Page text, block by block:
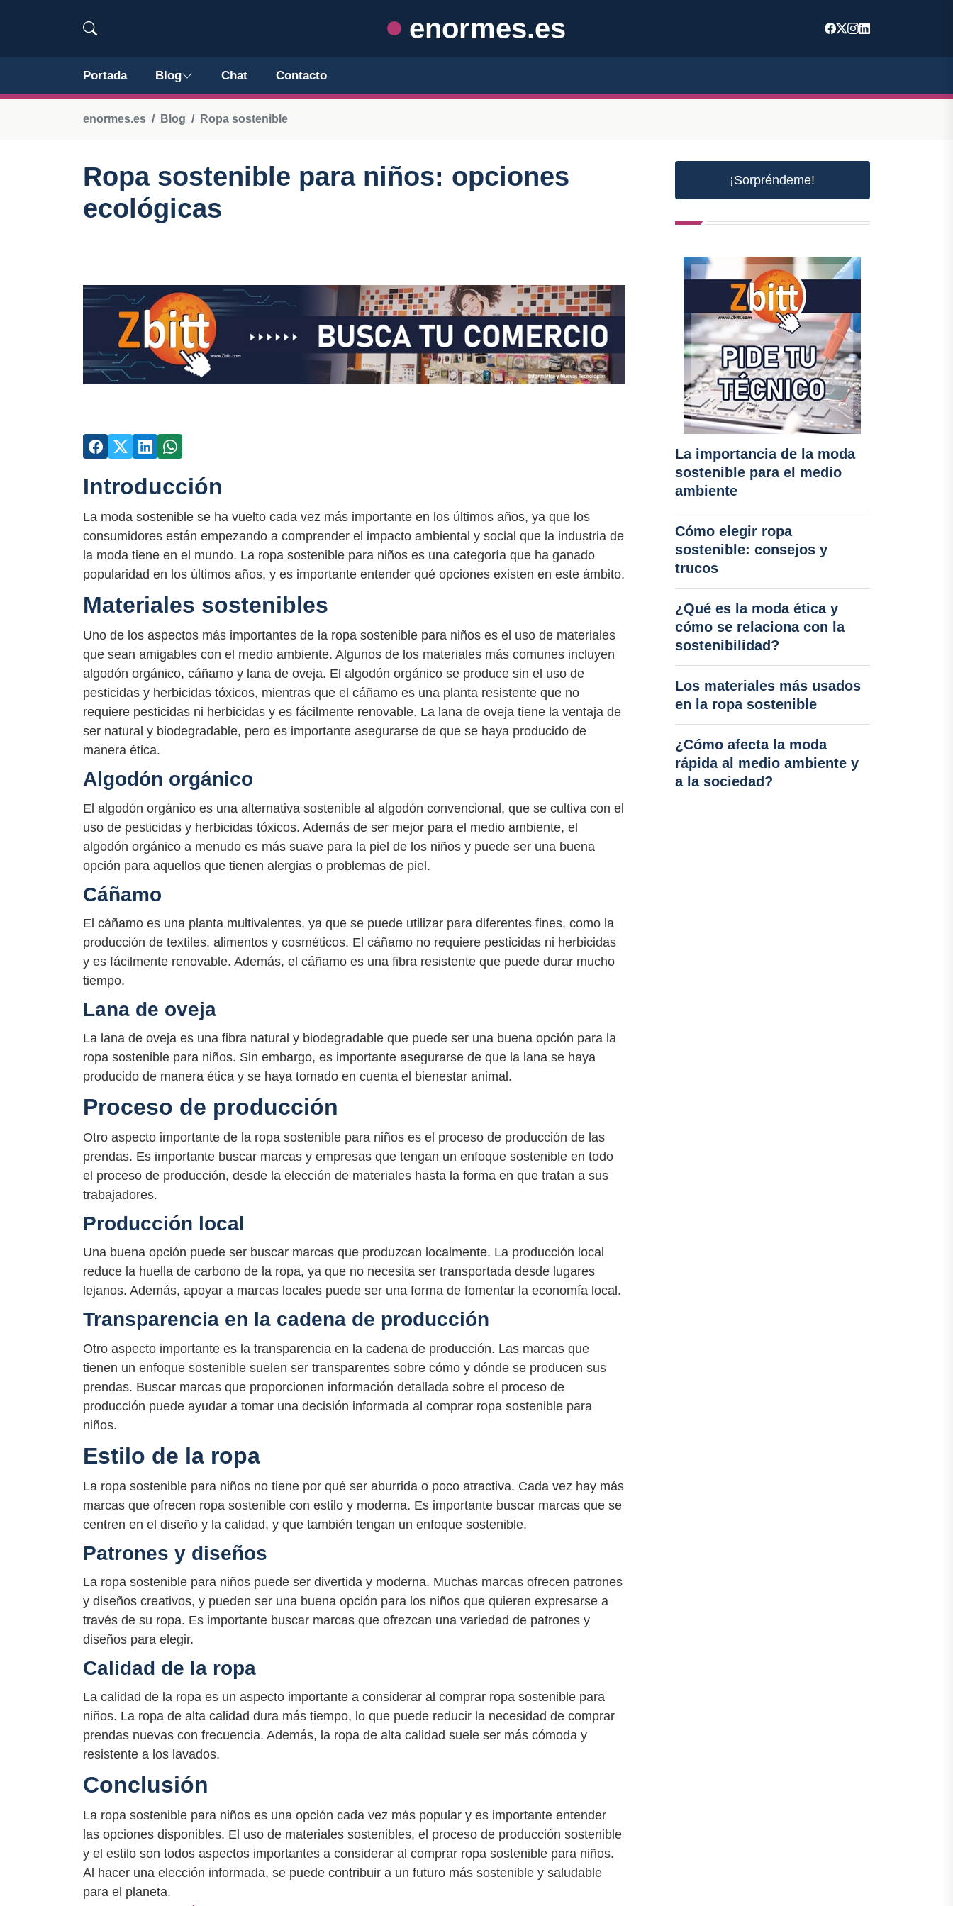
enormes.es
Portada Blog Chat Contacto
enormes.es Blog Ropa sostenible
Ropa sostenible para niños: opciones
ecológicas
Introducción
La moda sostenible se ha vuelto cada vez más importante en los últimos años, ya que los
consumidores están empezando a comprender el impacto ambiental y social que la industria de
la moda tiene en el mundo. La ropa sostenible para niños es una categoría que ha ganado
popularidad en los últimos años, y es importante entender qué opciones existen en este ámbito.
Materiales sostenibles
Uno de los aspectos más importantes de la ropa sostenible para niños es el uso de materiales
que sean amigables con el medio ambiente. Algunos de los materiales más comunes incluyen
algodón orgánico, cáñamo y lana de oveja. El algodón orgánico se produce sin el uso de
pesticidas y herbicidas tóxicos, mientras que el cáñamo es una planta resistente que no
requiere pesticidas ni herbicidas y es fácilmente renovable. La lana de oveja tiene la ventaja de
ser natural y biodegradable, pero es importante asegurarse de que se haya producido de
manera ética.
Algodón orgánico
El algodón orgánico es una alternativa sostenible al algodón convencional, que se cultiva con el
uso de pesticidas y herbicidas tóxicos. Además de ser mejor para el medio ambiente, el
algodón orgánico a menudo es más suave para la piel de los niños y puede ser una buena
opción para aquellos que tienen alergias o problemas de piel.
Cáñamo
El cáñamo es una planta multivalentes, ya que se puede utilizar para diferentes fines, como la
producción de textiles, alimentos y cosméticos. El cáñamo no requiere pesticidas ni herbicidas
y es fácilmente renovable. Además, el cáñamo es una fibra resistente que puede durar mucho
tiempo.
Lana de oveja
La lana de oveja es una fibra natural y biodegradable que puede ser una buena opción para la
ropa sostenible para niños. Sin embargo, es importante asegurarse de que la lana se haya
producido de manera ética y se haya tomado en cuenta el bienestar animal.
Proceso de producción
Otro aspecto importante de la ropa sostenible para niños es el proceso de producción de las
prendas. Es importante buscar marcas y empresas que tengan un enfoque sostenible en todo
el proceso de producción, desde la elección de materiales hasta la forma en que tratan a sus
trabajadores.
Producción local
Una buena opción puede ser buscar marcas que produzcan localmente. La producción local
reduce la huella de carbono de la ropa, ya que no necesita ser transportada desde lugares
lejanos. Además, apoyar a marcas locales puede ser una forma de fomentar la economía local.
Transparencia en la cadena de producción
Otro aspecto importante es la transparencia en la cadena de producción. Las marcas que
tienen un enfoque sostenible suelen ser transparentes sobre cómo y dónde se producen sus
prendas. Buscar marcas que proporcionen información detallada sobre el proceso de
producción puede ayudar a tomar una decisión informada al comprar ropa sostenible para
niños.
Estilo de la ropa
La ropa sostenible para niños no tiene por qué ser aburrida o poco atractiva. Cada vez hay más
marcas que ofrecen ropa sostenible con estilo y moderna. Es importante buscar marcas que se
centren en el diseño y la calidad, y que también tengan un enfoque sostenible.
Patrones y diseños
La ropa sostenible para niños puede ser divertida y moderna. Muchas marcas ofrecen patrones
y diseños creativos, y pueden ser una buena opción para los niños que quieren expresarse a
través de su ropa. Es importante buscar marcas que ofrezcan una variedad de patrones y
diseños para elegir.
Calidad de la ropa
La calidad de la ropa es un aspecto importante a considerar al comprar ropa sostenible para
niños. La ropa de alta calidad dura más tiempo, lo que puede reducir la necesidad de comprar
prendas nuevas con frecuencia. Además, la ropa de alta calidad suele ser más cómoda y
resistente a los lavados.
Conclusión
La ropa sostenible para niños es una opción cada vez más popular y es importante entender
las opciones disponibles. El uso de materiales sostenibles, el proceso de producción sostenible
y el estilo son todos aspectos importantes a considerar al comprar ropa sostenible para niños.
Al hacer una elección informada, se puede contribuir a un futuro más sostenible y saludable
para el planeta.
¡Sorpréndeme!
La importancia de la moda
sostenible para el medio
ambiente
Cómo elegir ropa
sostenible: consejos y
trucos
¿Qué es la moda ética y
cómo se relaciona con la
sostenibilidad?
Los materiales más usados
en la ropa sostenible
¿Cómo afecta la moda
rápida al medio ambiente y
a la sociedad?